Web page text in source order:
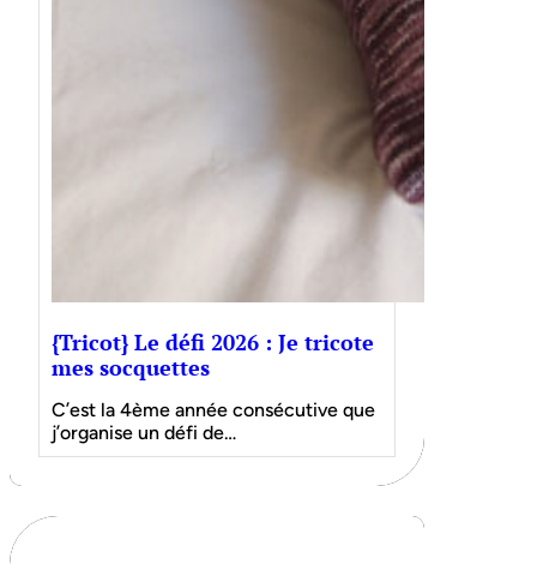
{Tricot} Le défi 2026 : Je tricote
mes socquettes
C’est la 4ème année consécutive que
j’organise un défi de…